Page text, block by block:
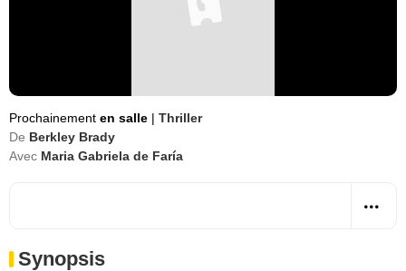
Prochainement en salle | Thriller
De Berkley Brady
Avec Maria Gabriela de Faría
Synopsis